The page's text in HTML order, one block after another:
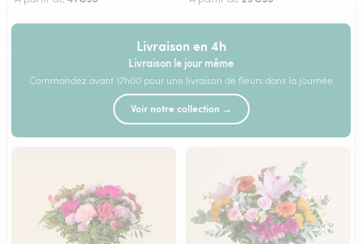
Livraison en 4h
Livraison le jour même
Commandez avant 17h00 pour une livraison de fleurs dans la journée
Voir notre collection →